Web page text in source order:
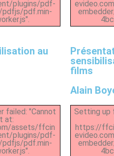
plugins/pdf-
pdf.min-
au
failed: "Cannot
at:
assets/ffcin
plugins/pdf-
pdf.min-
films
Alain
Setting up
https://